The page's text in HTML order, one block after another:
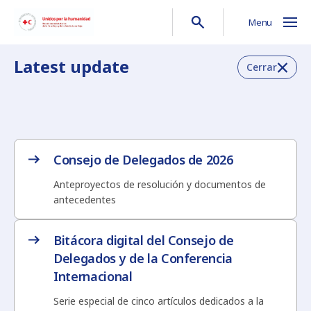
Menu
Latest update Cerrar
Consejo de Delegados de 2026
Anteproyectos de resolución y documentos de
antecedentes
Bitácora digital del Consejo de
Delegados y de la Conferencia
Internacional
Serie especial de cinco artículos dedicados a la